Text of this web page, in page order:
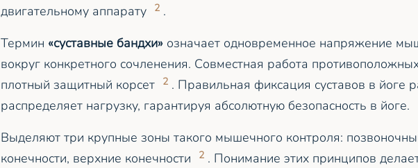
двигательному аппарату
2 .
Термин «суставные бандхи» означает одновременное напряжение
вокруг конкретного сочленения. Совместная работа
плотный защитный корсет
2 . Правильная фиксация суставов в йоге
распределяет нагрузку, гарантируя абсолютную безопасность в йоге.
Выделяют три крупные зоны такого мышечного контроля:
конечности, верхние конечности
2 . Понимание этих принципов